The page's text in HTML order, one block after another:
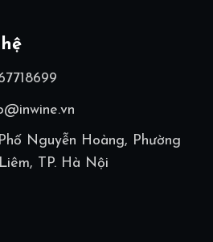
Nguyễn Hoàng, Phường
TP. Hà Nội